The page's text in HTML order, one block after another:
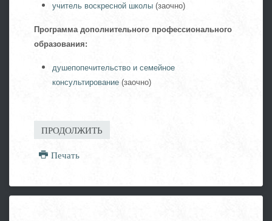
учитель воскресной школы (заочно)
Программа дополнительного профессионального
образования:
душепопечительство и семейное
консультирование (заочно)
ПРОДОЛЖИТЬ
Печать